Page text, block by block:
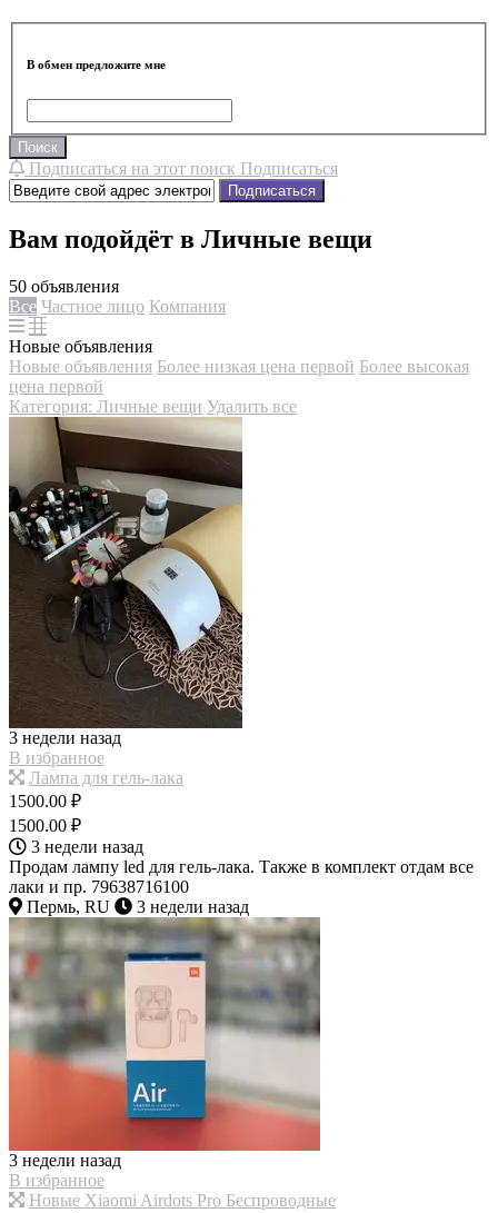
В обмен предложите мне
Поиск
Подписаться на этот поиск Подписаться
Подписаться
Вам подойдёт в Личные вещи
50 объявления
Все Частное лицо Компания
Новые объявления
Новые объявления Более низкая цена первой Более высокая
цена первой
Категория: Личные вещи Удалить все
3 недели назад
В избранное
Лампа для гель-лака
1500.00 ₽
1500.00 ₽
3 недели назад
Продам лампу led для гель-лака. Также в комплект отдам все
лаки и пр. 79638716100
Пермь, RU
3 недели назад
3 недели назад
В избранное
Новые Xiaomi Airdots Pro Беспроводные